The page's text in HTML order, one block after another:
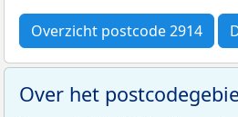
Overzicht postcode 2914
Over het